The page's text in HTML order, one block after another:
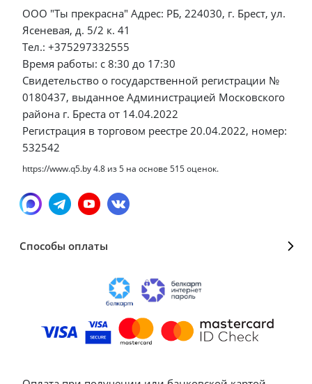
ООО "Ты прекрасна" Адрес: РБ, 224030, г. Брест, ул.
Ясеневая, д. 5/2 к. 41
Тел.: +375297332555
Время работы: с 8:30 до 17:30
Свидетельство о государственной регистрации №
0180437, выданное Администрацией Московского
района г. Бреста от 14.04.2022
Регистрация в торговом реестре 20.04.2022, номер:
532542
https://www.q5.by4.8 из5 на основе 515оценок.
Способы оплаты